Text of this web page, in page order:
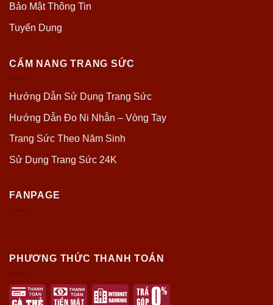
Bảo Mật Thông Tin
Tuyển Dụng
CẨM NANG TRANG SỨC
Hướng Dẫn Sử Dụng Trang Sức
Hướng Dẫn Đo Ni Nhẫn – Vòng Tay
Trang Sức Theo Năm Sinh
Sử Dụng Trang Sức 24K
FANPAGE
PHƯƠNG THỨC THANH TOÁN